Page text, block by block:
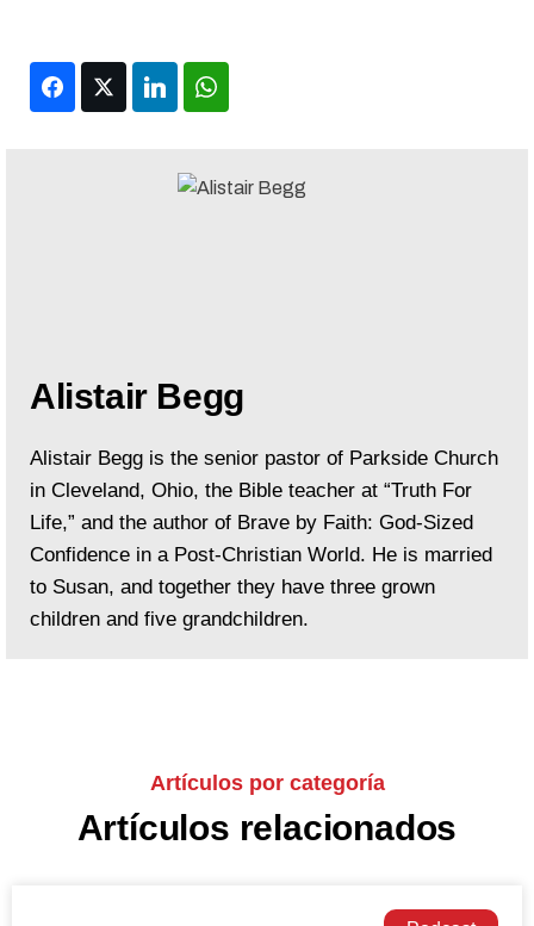
FacebookTwitter LinkedIn
Alistair Begg
Alistair Begg is the senior pastor of Parkside Church
in Cleveland, Ohio, the Bible teacher at “Truth For
Life,” and the author of Brave by Faith: God-Sized
Confidence in a Post-Christian World. He is married
to Susan, and together they have three grown
children and five grandchildren.
Artículos por categoría
Artículos relacionados